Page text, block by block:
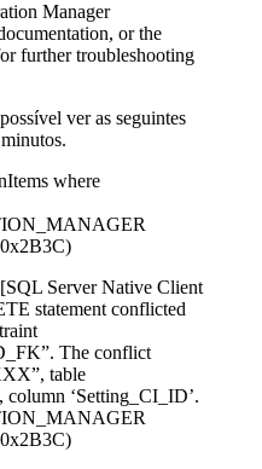
Manager
or the
further troubleshooting
ver as seguintes
where
Server Native Client
statement conflicted
The conflict
table
‘Setting_CI_ID’.